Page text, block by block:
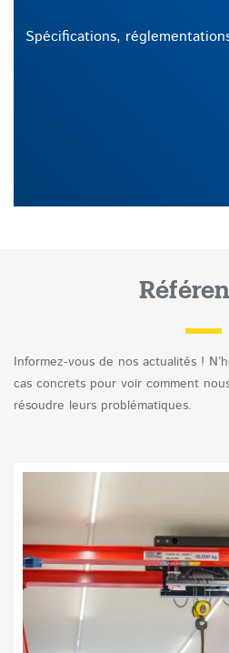
Spécifications,
Informez-vous de nos actualités !
cas concrets pour voir comment
résoudre leurs problématiques.